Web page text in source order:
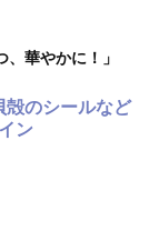
、華やかに！」
殻のシールなど
ン